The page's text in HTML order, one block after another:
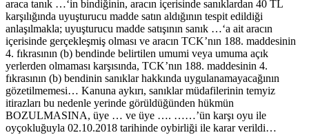
araca tanık …‘in bindiğinin, aracın içerisinde sanıklardan 40 TL
karşılığında uyuşturucu madde satın aldığının tespit edildiği
anlaşılmakla; uyuşturucu madde satışının sanık …‘a ait aracın
içerisinde gerçekleşmiş olması ve aracın TCK’nın 188. maddesinin
4. fıkrasının (b) bendinde belirtilen umumi veya umuma açık
yerlerden olmaması karşısında, TCK’nın 188. maddesinin 4.
fıkrasının (b) bendinin sanıklar hakkında uygulanamayacağının
gözetilmemesi… Kanuna aykırı, sanıklar müdafilerinin temyiz
itirazları bu nedenle yerinde görüldüğünden hükmün
BOZULMASINA, üye … ve üye …. ……’ün karşı oyu ile
oyçokluğuyla 02.10.2018 tarihinde oybirliği ile karar verildi…